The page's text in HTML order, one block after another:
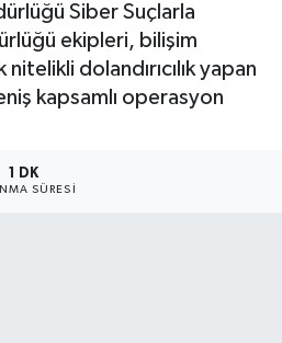
Siber Suçlarla
ekipleri, bilişim
dolandırıcılık yapan
kapsamlı operasyon
1 DK
SÜRESI